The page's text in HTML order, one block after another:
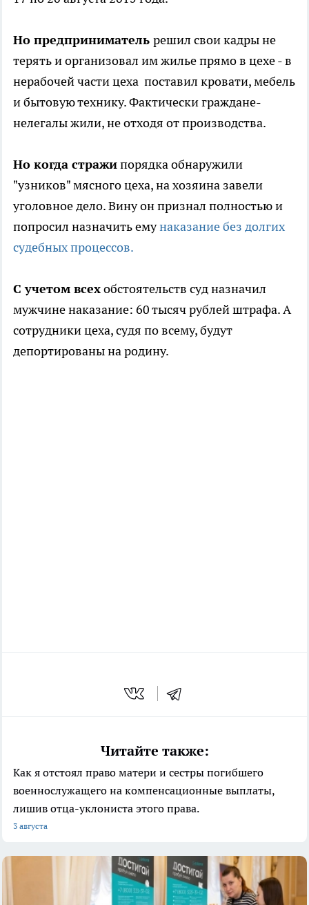
Но предприниматель решил свои кадры не
терять и организовал им жилье прямо в цехе - в
нерабочей части цеха поставил кровати, мебель
и бытовую технику. Фактически граждане-
нелегалы жили, не отходя от производства.
Но когда стражипорядка обнаружили
"узников" мясного цеха, на хозяина завели
уголовное дело. Вину он признал полностью и
попросил назначить емунаказание без долгих
судебных процессов.
С учетом всехобстоятельств суд назначил
мужчине наказание: 60 тысяч рублей штрафа. А
сотрудники цеха, судя по всему, будут
депортированы на родину.
Читайте также:
Как я отстоял право матери и сестры погибшего
военнослужащего на компенсационные выплаты,
лишив отца-уклониста этого права.
3 августа